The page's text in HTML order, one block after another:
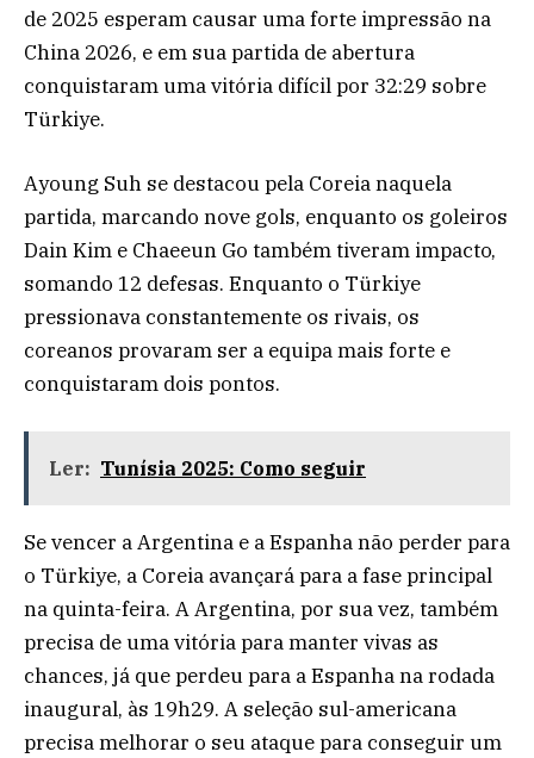
de 2025 esperam causar uma forte impressão na
China 2026, e em sua partida de abertura
conquistaram uma vitória difícil por 32:29 sobre
Türkiye.
Ayoung Suh se destacou pela Coreia naquela
partida, marcando nove gols, enquanto os goleiros
Dain Kim e Chaeeun Go também tiveram impacto,
somando 12 defesas. Enquanto o Türkiye
pressionava constantemente os rivais, os
coreanos provaram ser a equipa mais forte e
conquistaram dois pontos.
Ler: Tunísia 2025: Como seguir
Se vencer a Argentina e a Espanha não perder para
o Türkiye, a Coreia avançará para a fase principal
na quinta-feira. A Argentina, por sua vez, também
precisa de uma vitória para manter vivas as
chances, já que perdeu para a Espanha na rodada
inaugural, às 19h29. A seleção sul-americana
precisa melhorar o seu ataque para conseguir um